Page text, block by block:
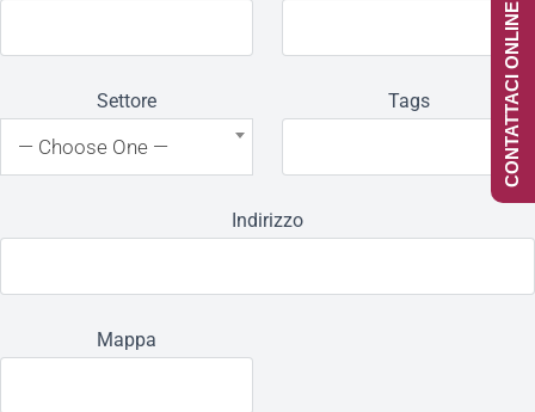
Settore
— Choose One —
Tags
Indirizzo
Mappa
CONTATTACI ONLINE